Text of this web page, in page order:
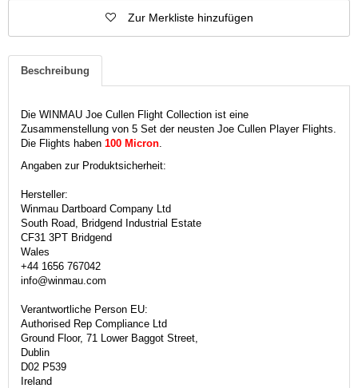
Zur Merkliste hinzufügen
Beschreibung
Die WINMAU Joe Cullen Flight Collection ist eine
Zusammenstellung von 5 Set der neusten Joe Cullen Player Flights.
Die Flights haben 100 Micron
Angaben zur Produktsicherheit:
Hersteller:
Winmau Dartboard Company Ltd
South Road, Bridgend Industrial Estate
CF31 3PT Bridgend
Wales
+44 1656 767042
info@winmau.com
Verantwortliche Person EU:
Authorised Rep Compliance Ltd
Ground Floor, 71 Lower Baggot Street,
Dublin
D02 P539
Ireland